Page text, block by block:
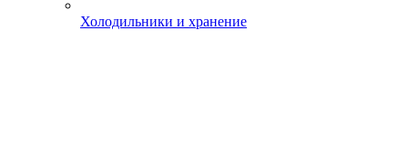
Холодильники и хранение